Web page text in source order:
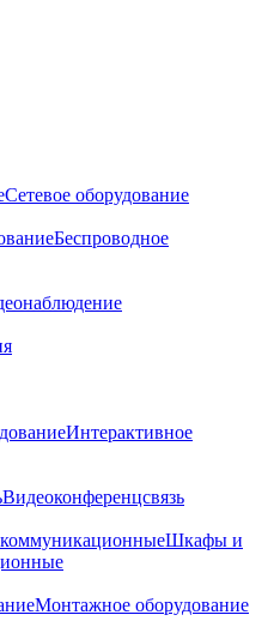
Сетевое оборудование
Беспроводное
Интерактивное
Видеоконференцсвязь
Шкафы и
Монтажное оборудование